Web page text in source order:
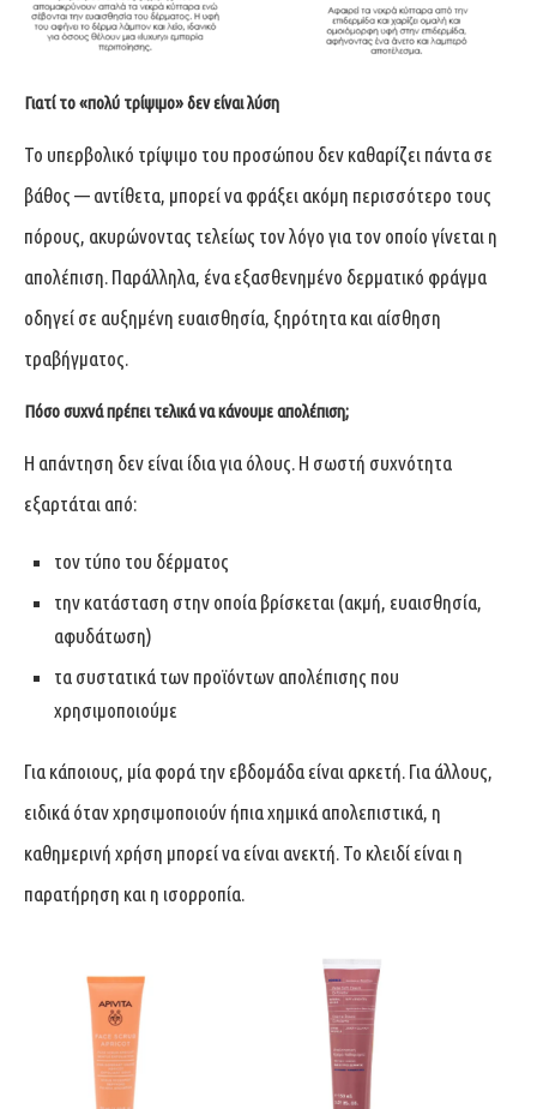
Γιατί το «πολύ τρίψιμο» δεν είναι λύση
Το υπερβολικό τρίψιμο του προσώπου δεν καθαρίζει πάντα σε
βάθος — αντίθετα, μπορεί να φράξει ακόμη περισσότερο τους
πόρους, ακυρώνοντας τελείως τον λόγο για τον οποίο γίνεται η
απολέπιση. Παράλληλα, ένα εξασθενημένο δερματικό φράγμα
οδηγεί σε αυξημένη ευαισθησία, ξηρότητα και αίσθηση
τραβήγματος.
Πόσο συχνά πρέπει τελικά να κάνουμε απολέπιση;
Η απάντηση δεν είναι ίδια για όλους. Η σωστή συχνότητα
εξαρτάται από:
τον τύπο του δέρματος
την κατάσταση στην οποία βρίσκεται (ακμή, ευαισθησία,
αφυδάτωση)
τα συστατικά των προϊόντων απολέπισης που
χρησιμοποιούμε
Για κάποιους, μία φορά την εβδομάδα είναι αρκετή. Για άλλους,
ειδικά όταν χρησιμοποιούν ήπια χημικά απολεπιστικά, η
καθημερινή χρήση μπορεί να είναι ανεκτή. Το κλειδί είναι η
παρατήρηση και η ισορροπία.